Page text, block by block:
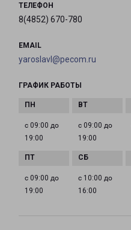
ТЕЛЕФОН
8(4852) 670-780
EMAIL
yaroslavl@pecom.ru
ГРАФИК РАБОТЫ
с 09:00 до
19:00
с 09:00 до
19:00
с 09:00 до
19:00
с 10:00 до
16:00